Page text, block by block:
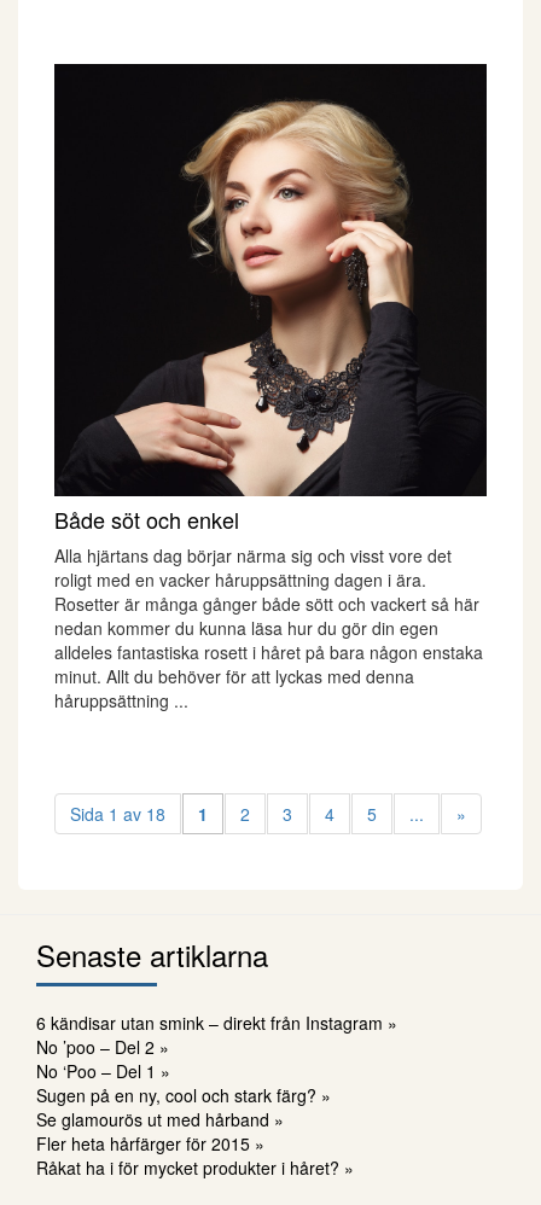
Både söt och enkel
Alla hjärtans dag börjar närma sig och visst vore det
roligt med en vacker håruppsättning dagen i ära.
Rosetter är många gånger både sött och vackert så här
nedan kommer du kunna läsa hur du gör din egen
alldeles fantastiska rosett i håret på bara någon enstaka
minut. Allt du behöver för att lyckas med denna
håruppsättning ...
Sida 1 av 18 1 2 3 4 5 ... »
Senaste artiklarna
6 kändisar utan smink – direkt från Instagram »
No ’poo – Del 2 »
No ‘Poo – Del 1 »
Sugen på en ny, cool och stark färg? »
Se glamourös ut med hårband »
Fler heta hårfärger för 2015 »
Råkat ha i för mycket produkter i håret? »